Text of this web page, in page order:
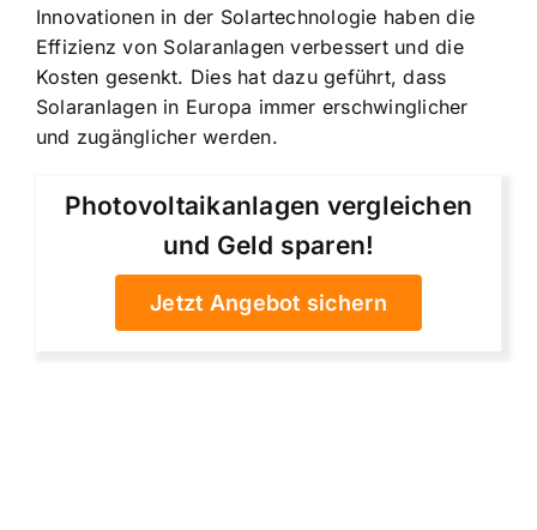
Innovationen in der Solartechnologie haben die
Effizienz von Solaranlagen verbessert und die
Kosten gesenkt. Dies hat dazu geführt, dass
Solaranlagen in Europa immer erschwinglicher
und zugänglicher werden.
Photovoltaikanlagen vergleichen
und Geld sparen!
Jetzt Angebot sichern